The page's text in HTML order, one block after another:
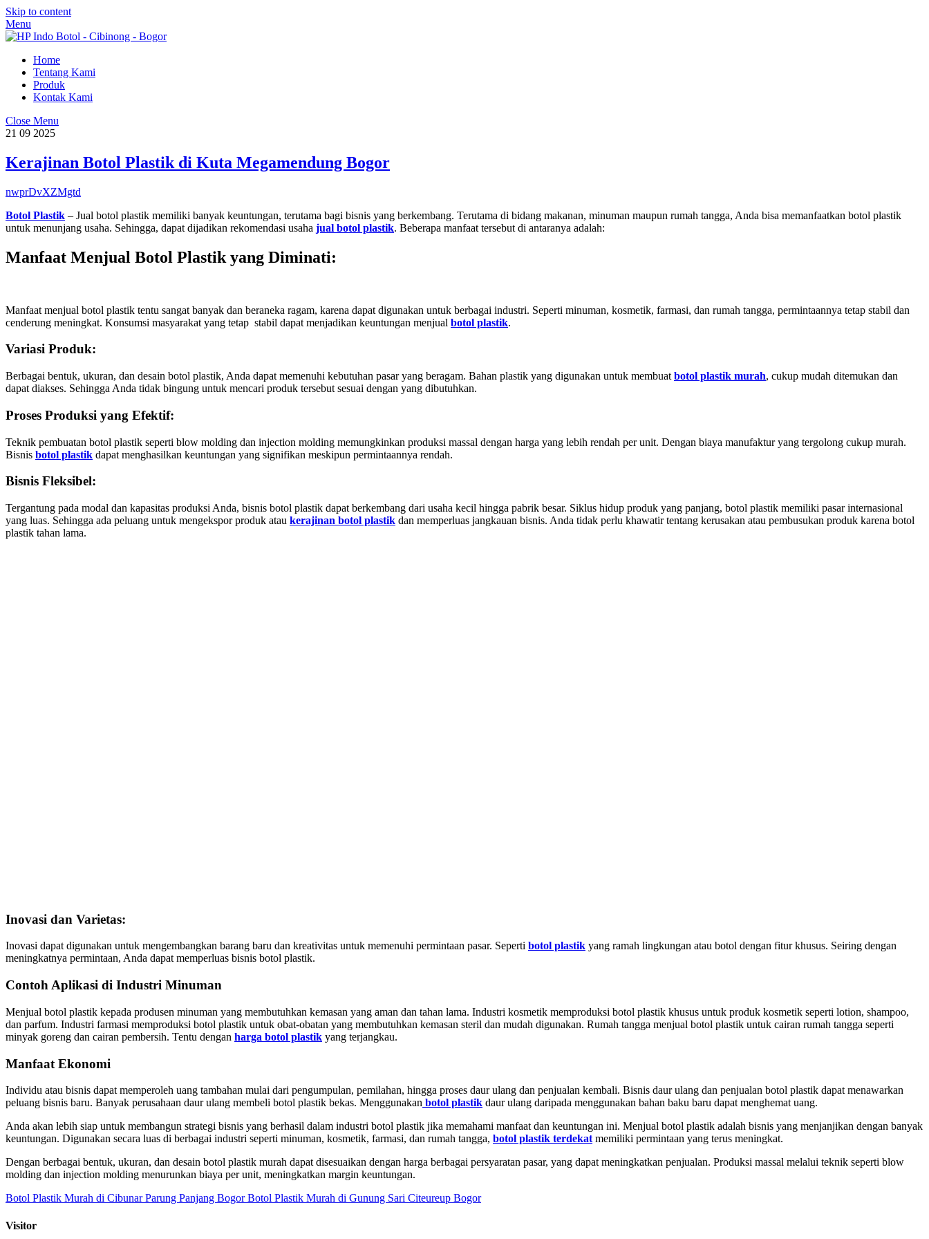
Skip to content
Menu
Home
Tentang Kami
Produk
Kontak Kami
Close Menu
21 09 2025
Kerajinan Botol Plastik di Kuta Megamendung Bogor
nwprDvXZMgtd
Botol Plastik – Jual botol plastik memiliki banyak keuntungan, terutama bagi bisnis yang berkembang. Terutama di bidang makanan, minuman maupun rumah tangga, Anda bisa memanfaatkan botol plastik
untuk menunjang usaha. Sehingga, dapat dijadikan rekomendasi usaha jual botol plastik. Beberapa manfaat tersebut di antaranya adalah:
Manfaat Menjual Botol Plastik yang Diminati:
Manfaat menjual botol plastik tentu sangat banyak dan beraneka ragam, karena dapat digunakan untuk berbagai industri. Seperti minuman, kosmetik, farmasi, dan rumah tangga, permintaannya tetap stabil dan
cenderung meningkat. Konsumsi masyarakat yang tetap stabil dapat menjadikan keuntungan menjual botol plastik.
Variasi Produk:
Berbagai bentuk, ukuran, dan desain botol plastik, Anda dapat memenuhi kebutuhan pasar yang beragam. Bahan plastik yang digunakan untuk membuat botol plastik murah, cukup mudah ditemukan dan
dapat diakses. Sehingga Anda tidak bingung untuk mencari produk tersebut sesuai dengan yang dibutuhkan.
Proses Produksi yang Efektif:
Teknik pembuatan botol plastik seperti blow molding dan injection molding memungkinkan produksi massal dengan harga yang lebih rendah per unit. Dengan biaya manufaktur yang tergolong cukup murah.
Bisnis botol plastik dapat menghasilkan keuntungan yang signifikan meskipun permintaannya rendah.
Bisnis Fleksibel:
Tergantung pada modal dan kapasitas produksi Anda, bisnis botol plastik dapat berkembang dari usaha kecil hingga pabrik besar. Siklus hidup produk yang panjang, botol plastik memiliki pasar internasional
yang luas. Sehingga ada peluang untuk mengekspor produk atau kerajinan botol plastik dan memperluas jangkauan bisnis. Anda tidak perlu khawatir tentang kerusakan atau pembusukan produk karena botol
plastik tahan lama.
Inovasi dan Varietas:
Inovasi dapat digunakan untuk mengembangkan barang baru dan kreativitas untuk memenuhi permintaan pasar. Seperti botol plastik yang ramah lingkungan atau botol dengan fitur khusus. Seiring dengan
meningkatnya permintaan, Anda dapat memperluas bisnis botol plastik.
Contoh Aplikasi di Industri Minuman
Menjual botol plastik kepada produsen minuman yang membutuhkan kemasan yang aman dan tahan lama. Industri kosmetik memproduksi botol plastik khusus untuk produk kosmetik seperti lotion, shampoo,
dan parfum. Industri farmasi memproduksi botol plastik untuk obat-obatan yang membutuhkan kemasan steril dan mudah digunakan. Rumah tangga menjual botol plastik untuk cairan rumah tangga seperti
minyak goreng dan cairan pembersih. Tentu dengan harga botol plastik yang terjangkau.
Manfaat Ekonomi
Individu atau bisnis dapat memperoleh uang tambahan mulai dari pengumpulan, pemilahan, hingga proses daur ulang dan penjualan kembali. Bisnis daur ulang dan penjualan botol plastik dapat menawarkan
peluang bisnis baru. Banyak perusahaan daur ulang membeli botol plastik bekas. Menggunakan botol plastik daur ulang daripada menggunakan bahan baku baru dapat menghemat uang.
Anda akan lebih siap untuk membangun strategi bisnis yang berhasil dalam industri botol plastik jika memahami manfaat dan keuntungan ini. Menjual botol plastik adalah bisnis yang menjanjikan dengan banyak
keuntungan. Digunakan secara luas di berbagai industri seperti minuman, kosmetik, farmasi, dan rumah tangga, botol plastik terdekat memiliki permintaan yang terus meningkat.
Dengan berbagai bentuk, ukuran, dan desain botol plastik murah dapat disesuaikan dengan harga berbagai persyaratan pasar, yang dapat meningkatkan penjualan. Produksi massal melalui teknik seperti blow
molding dan injection molding menurunkan biaya per unit, meningkatkan margin keuntungan.
Botol Plastik Murah di Cibunar Parung Panjang BogorBotol Plastik Murah di Gunung Sari Citeureup Bogor
Visitor